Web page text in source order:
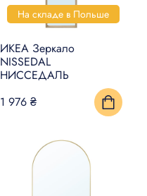
На складе в Польше
ИКЕА Зеркало
NISSEDAL
НИССЕДАЛЬ
1 976 ₴